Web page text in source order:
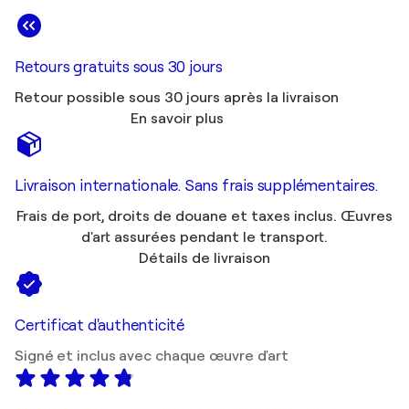
Retours gratuits sous 30 jours
Retour possible sous 30 jours après la livraison
En savoir plus
Livraison internationale. Sans frais supplémentaires.
Frais de port, droits de douane et taxes inclus. Œuvres
d'art assurées pendant le transport.
Détails de livraison
Certificat d'authenticité
Signé et inclus avec chaque œuvre d'art